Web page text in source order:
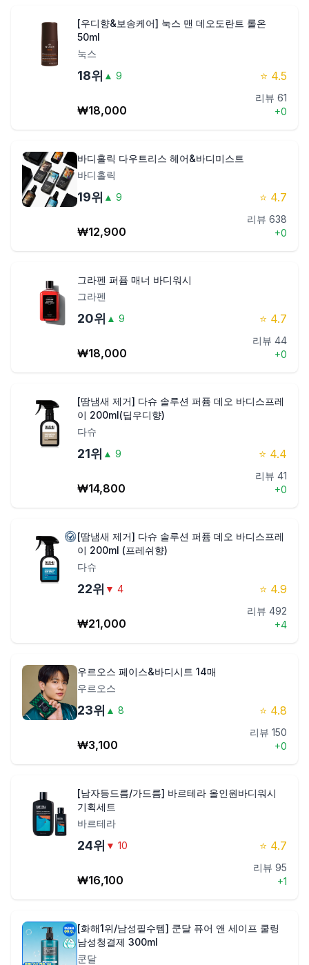
[우디향&보송케어] 눅스 맨 데오도란트 롤온
50ml
눅스
18위 ▲ 9 ⭐ 4.5
₩18,000
리뷰 61
+0
바디홀릭 다우트리스 헤어&바디미스트
바디홀릭
19위 ▲ 9 ⭐ 4.7
₩12,900
리뷰 638
+0
그라펜 퍼퓸 매너 바디워시
그라펜
20위 ▲ 9 ⭐ 4.7
₩18,000
리뷰 44
+0
[땀냄새 제거] 다슈 솔루션 퍼퓸 데오 바디스프레
이 200ml(딥우디향)
다슈
21위 ▲ 9 ⭐ 4.4
₩14,800
리뷰 41
+0
[땀냄새 제거] 다슈 솔루션 퍼퓸 데오 바디스프레
이 200ml (프레쉬향)
다슈
22위 ▼ 4 ⭐ 4.9
₩21,000
리뷰 492
+4
우르오스 페이스&바디시트 14매
우르오스
23위 ▲ 8 ⭐ 4.8
₩3,100
리뷰 150
+0
[남자등드름/가드름] 바르테라 올인원바디워시
기획세트
바르테라
24위 ▼ 10 ⭐ 4.7
₩16,100
리뷰 95
+1
[화해1위/남성필수템] 쿤달 퓨어 앤 세이프 쿨링
남성청결제 300ml
쿤달